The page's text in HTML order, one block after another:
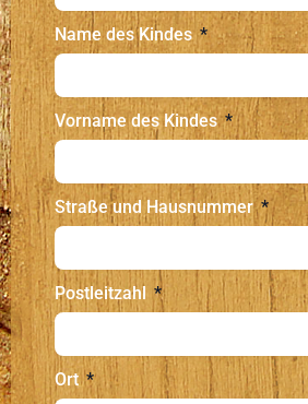
Name des Kindes
Vorname des Kindes
Straße und Hausnummer
Postleitzahl
Ort